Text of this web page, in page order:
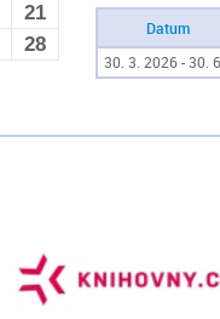
Datum
30. 3. 2026 - 30.
21
28